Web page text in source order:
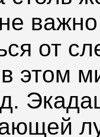
от
этом